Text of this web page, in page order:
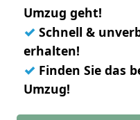
Umzug geht!
✓ Schnell &
erhalten!
✓ Finden Sie das
Umzug!